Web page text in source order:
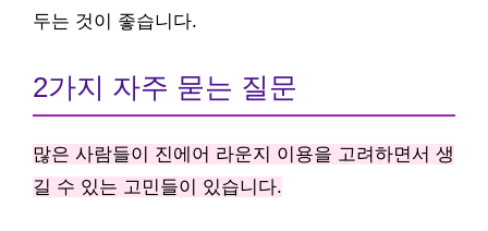
두는 것이 좋습니다.
2가지 자주 묻는 질문
많은 사람들이 진에어 라운지 이용을 고려하면서 생
길 수 있는 고민들이 있습니다.